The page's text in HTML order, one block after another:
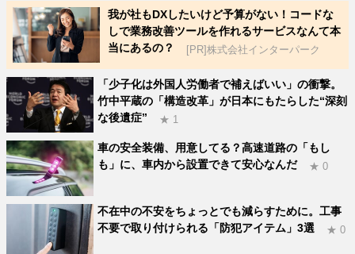
我が社もDXしたいけど予算がない！コードな
しで業務改善ツールを作れるサービスなんて本
当にあるの？
[PR]株式会社インターパーク
「少子化は外国人労働者で補えばいい」の衝撃。
竹中平蔵の「構造改革」が日本にもたらした“深刻
な後遺症”
★ 1
車の安全装備、用意してる？高速道路の「もし
も」に、車内から設置できて安心なんだ
★ 0
不在中の不安をちょっとでも減らすために。工事
不要で取り付けられる「防犯アイテム」3選
★ 0